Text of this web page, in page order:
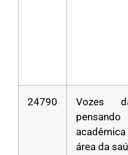
24790
Vozes
área da